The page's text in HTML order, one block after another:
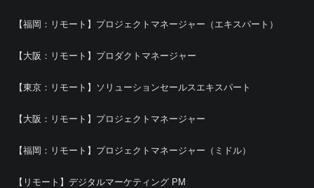
【福岡：リモート】プロジェクトマネージャー（エキスパート）
【大阪：リモート】プロダクトマネージャー
【東京：リモート】ソリューションセールスエキスパート
【大阪：リモート】プロジェクトマネージャー
【福岡：リモート】プロジェクトマネージャー（ミドル）
【リモート】デジタルマーケティング PM